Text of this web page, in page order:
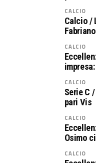
CALCIO
Calcio /
CALCIO
CALCIO
Serie C
pari Vis
CALCIO
Osimo
CALCIO